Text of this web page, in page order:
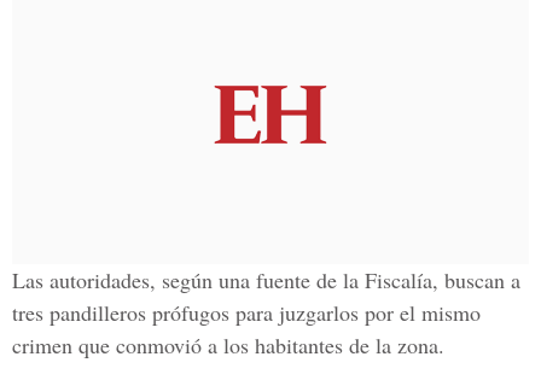
Las autoridades, según una fuente de la Fiscalía, buscan a
tres pandilleros prófugos para juzgarlos por el mismo
crimen que conmovió a los habitantes de la zona.